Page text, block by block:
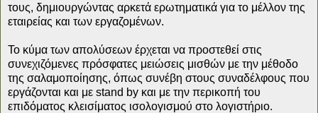
τους, δημιουργώντας αρκετά ερωτηματικά για το μέλλον της
εταιρείας και των εργαζομένων.
Το κύμα των απολύσεων έρχεται να προστεθεί στις
συνεχιζόμενες πρόσφατες μειώσεις μισθών με την μέθοδο
της σαλαμοποίησης, όπως συνέβη στους συναδέλφους που
εργάζονται και με stand by και με την περικοπή του
επιδόματος κλεισίματος ισολογισμού στο λογιστήριο.